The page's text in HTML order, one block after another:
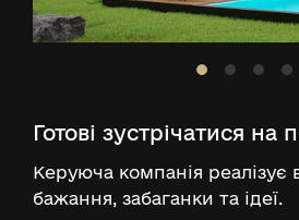
Готові зустрічатися на
Керуюча компанія реалізує
бажання, забаганки та ідеї.